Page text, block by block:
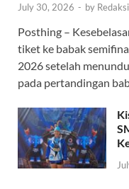
July 30, 2026 - by Redaksi
Posthing –
tiket ke babak
2026 setelah
pada pertandingan